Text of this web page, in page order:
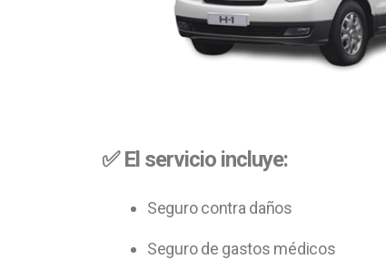
✅ El servicio incluye:
Seguro contra daños
Seguro de gastos médicos